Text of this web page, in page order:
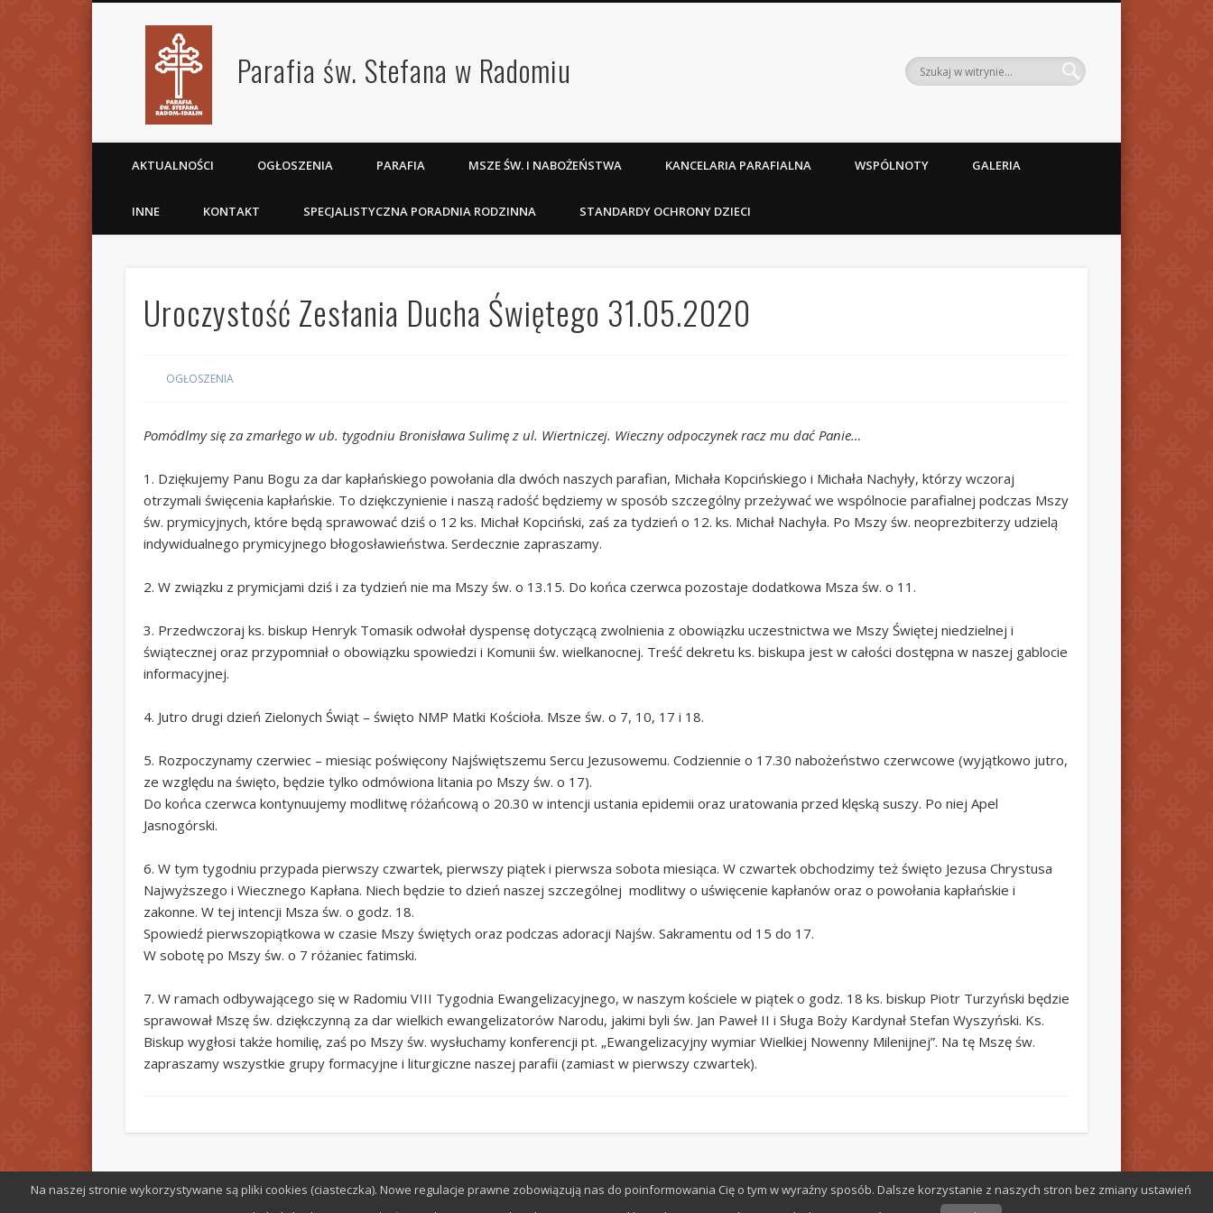
Parafia św. Stefana w Radomiu
AKTUALNOŚCI OGŁOSZENIA PARAFIA MSZE ŚW. I NABOŻEŃSTWA KANCELARIA PARAFIALNA WSPÓLNOTY GALERIA
INNE KONTAKT SPECJALISTYCZNA PORADNIA RODZINNA STANDARDY OCHRONY DZIECI
Uroczystość Zesłania Ducha Świętego 31.05.2020
OGŁOSZENIA
Pomódlmy się za zmarłego w ub. tygodniu Bronisława Sulimę z ul. Wiertniczej. Wieczny odpoczynek racz mu dać Panie…
1. Dziękujemy Panu Bogu za dar kapłańskiego powołania dla dwóch naszych parafian, Michała Kopcińskiego i Michała Nachyły, którzy wczoraj
otrzymali święcenia kapłańskie. To dziękczynienie i naszą radość będziemy w sposób szczególny przeżywać we wspólnocie parafialnej podczas Mszy
św. prymicyjnych, które będą sprawować dziś o 12 ks. Michał Kopciński, zaś za tydzień o 12. ks. Michał Nachyła. Po Mszy św. neoprezbiterzy udzielą
indywidualnego prymicyjnego błogosławieństwa. Serdecznie zapraszamy.
2. W związku z prymicjami dziś i za tydzień nie ma Mszy św. o 13.15. Do końca czerwca pozostaje dodatkowa Msza św. o 11.
3. Przedwczoraj ks. biskup Henryk Tomasik odwołał dyspensę dotyczącą zwolnienia z obowiązku uczestnictwa we Mszy Świętej niedzielnej i
świątecznej oraz przypomniał o obowiązku spowiedzi i Komunii św. wielkanocnej. Treść dekretu ks. biskupa jest w całości dostępna w naszej gablocie
informacyjnej.
4. Jutro drugi dzień Zielonych Świąt – święto NMP Matki Kościoła. Msze św. o 7, 10, 17 i 18.
5. Rozpoczynamy czerwiec – miesiąc poświęcony Najświętszemu Sercu Jezusowemu. Codziennie o 17.30 nabożeństwo czerwcowe (wyjątkowo jutro,
ze względu na święto, będzie tylko odmówiona litania po Mszy św. o 17).
Do końca czerwca kontynuujemy modlitwę różańcową o 20.30 w intencji ustania epidemii oraz uratowania przed klęską suszy. Po niej Apel
Jasnogórski.
6. W tym tygodniu przypada pierwszy czwartek, pierwszy piątek i pierwsza sobota miesiąca. W czwartek obchodzimy też święto Jezusa Chrystusa
Najwyższego i Wiecznego Kapłana. Niech będzie to dzień naszej szczególnej modlitwy o uświęcenie kapłanów oraz o powołania kapłańskie i
zakonne. W tej intencji Msza św. o godz. 18.
Spowiedź pierwszopiątkowa w czasie Mszy świętych oraz podczas adoracji Najśw. Sakramentu od 15 do 17.
W sobotę po Mszy św. o 7 różaniec fatimski.
7. W ramach odbywającego się w Radomiu VIII Tygodnia Ewangelizacyjnego, w naszym kościele w piątek o godz. 18 ks. biskup Piotr Turzyński będzie
sprawował Mszę św. dziękczynną za dar wielkich ewangelizatorów Narodu, jakimi byli św. Jan Paweł II i Sługa Boży Kardynał Stefan Wyszyński. Ks.
Biskup wygłosi także homilię, zaś po Mszy św. wysłuchamy konferencji pt. „Ewangelizacyjny wymiar Wielkiej Nowenny Milenijnej”. Na tę Mszę św.
zapraszamy wszystkie grupy formacyjne i liturgiczne naszej parafii (zamiast w pierwszy czwartek).
Na naszej stronie wykorzystywane są pliki cookies (ciasteczka). Nowe regulacje prawne zobowiązują nas do poinformowania Cię o tym w wyraźny sposób. Dalsze korzystanie z naszych stron bez zmiany ustawień